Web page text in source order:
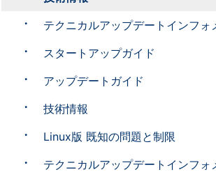
テクニカルアップデートインフォ
スタートアップガイド
アップデートガイド
技術情報
Linux版 既知の問題と制限
テクニカルアップデートインフォ